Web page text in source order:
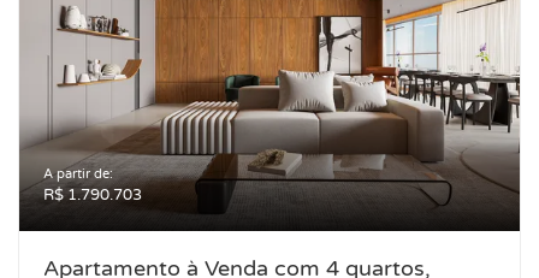
A partir de:
R$ 1.790.703
Apartamento à Venda com 4 quartos,